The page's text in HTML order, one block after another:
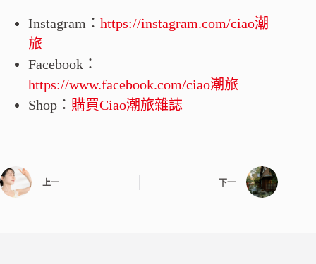
Instagram： https://instagram.com/ciao潮
旅
Facebook：
https://www.facebook.com/ciao潮旅
Shop： 購買Ciao潮旅雜誌
上一 下一